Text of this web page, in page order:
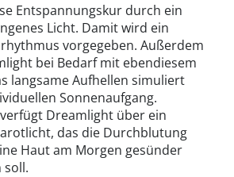
Entspannungskur durch ein
Licht. Damit wird ein
vorgegeben. Außerdem
bei Bedarf mit ebendiesem
langsame Aufhellen simuliert
Sonnenaufgang.
Dreamlight über ein
das die Durchblutung
Haut am Morgen gesünder
soll.